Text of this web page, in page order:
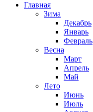
Главная
Зима
Декабрь
Январь
Февраль
Весна
Март
Апрель
Май
Лето
Июнь
Июль